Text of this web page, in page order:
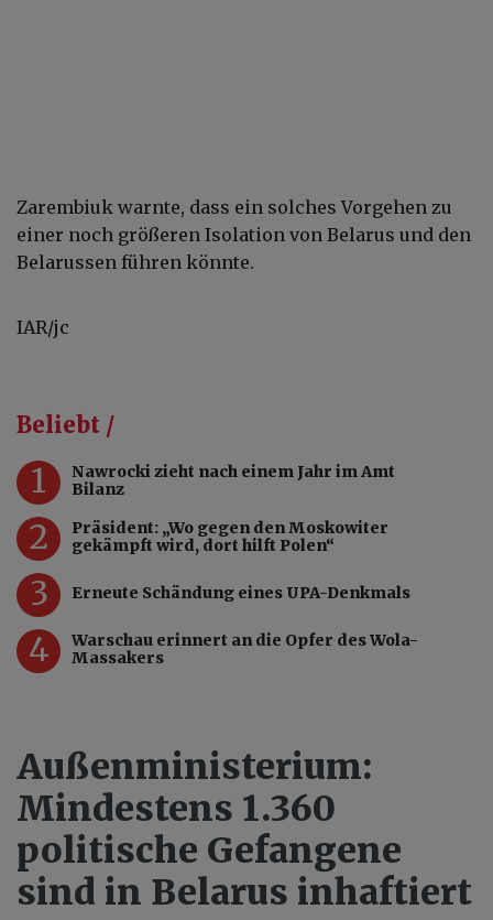
Zarembiuk warnte, dass ein solches Vorgehen zu
einer noch größeren Isolation von Belarus und den
Belarussen führen könnte.
IAR/jc
Beliebt /
1
Nawrocki zieht nach einem Jahr im Amt
Bilanz
2
Präsident: „Wo gegen den Moskowiter
gekämpft wird, dort hilft Polen“
3 Erneute Schändung eines UPA-Denkmals
4
Warschau erinnert an die Opfer des Wola-
Massakers
Außenministerium:
Mindestens 1.360
politische Gefangene
sind in Belarus inhaftiert